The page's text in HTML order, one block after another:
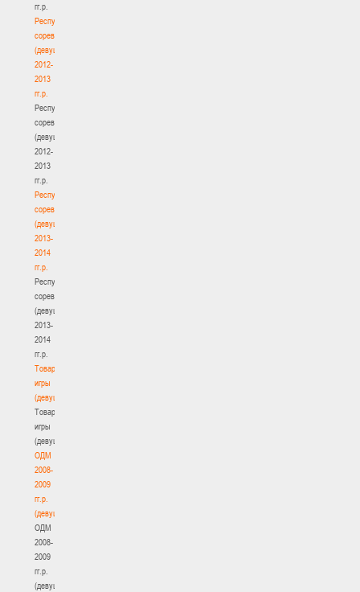
гг.р.
Республиканские
соревнования
(девушки)
2012-
2013
гг.р.
Республиканские
соревнования
(девушки)
2012-
2013
гг.р.
Республиканские
соревнования
(девушки)
2013-
2014
гг.р.
Республиканские
соревнования
(девушки)
2013-
2014
гг.р.
Товарищеские
игры
(девушки)
Товарищеские
игры
(девушки)
ОДМ
2008-
2009
гг.р.
(девушки)
ОДМ
2008-
2009
гг.р.
(девушки)